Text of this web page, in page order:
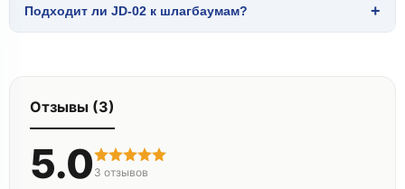
Подходит ли JD-02 к шлагбаумам? +
Отзывы (3)
5.0 3 отзывов